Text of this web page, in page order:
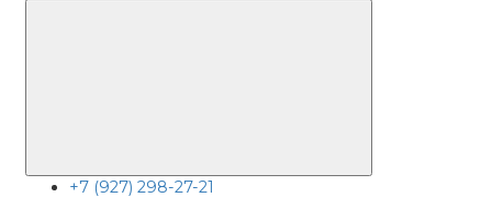
+7 (927) 298-27-21